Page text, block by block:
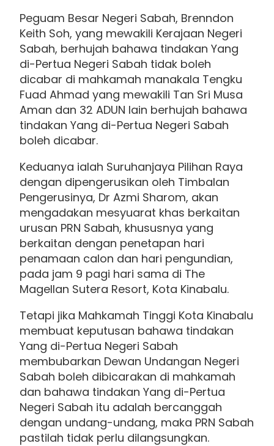
Peguam Besar Negeri Sabah, Brenndon
Keith Soh, yang mewakili Kerajaan Negeri
Sabah, berhujah bahawa tindakan Yang
di-Pertua Negeri Sabah tidak boleh
dicabar di mahkamah manakala Tengku
Fuad Ahmad yang mewakili Tan Sri Musa
Aman dan 32 ADUN lain berhujah bahawa
tindakan Yang di-Pertua Negeri Sabah
boleh dicabar.
Keduanya ialah Suruhanjaya Pilihan Raya
dengan dipengerusikan oleh Timbalan
Pengerusinya, Dr Azmi Sharom, akan
mengadakan mesyuarat khas berkaitan
urusan PRN Sabah, khususnya yang
berkaitan dengan penetapan hari
penamaan calon dan hari pengundian,
pada jam 9 pagi hari sama di The
Magellan Sutera Resort, Kota Kinabalu.
Tetapi jika Mahkamah Tinggi Kota Kinabalu
membuat keputusan bahawa tindakan
Yang di-Pertua Negeri Sabah
membubarkan Dewan Undangan Negeri
Sabah boleh dibicarakan di mahkamah
dan bahawa tindakan Yang di-Pertua
Negeri Sabah itu adalah bercanggah
dengan undang-undang, maka PRN Sabah
pastilah tidak perlu dilangsungkan.